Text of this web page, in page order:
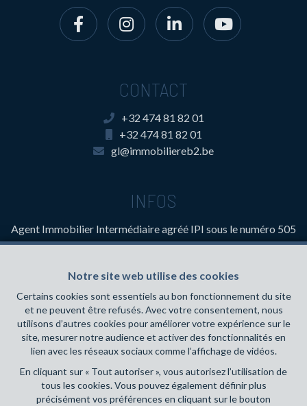
Notre site web utilise des cookies
Certains cookies sont essentiels au bon fonctionnement du site
et ne peuvent être refusés. Avec votre consentement, nous
utilisons d’autres cookies pour améliorer votre expérience sur le
site, mesurer notre audience et activer des fonctionnalités en
lien avec les réseaux sociaux comme l’affichage de vidéos.
En cliquant sur « Tout autoriser », vous autorisez l’utilisation de
tous les cookies. Vous pouvez également définir plus
précisément vos préférences en cliquant sur le bouton
CONTACT
+32 474 81 82 01
+32 474 81 82 01
gl@immobiliereb2.be
INFOS
Agent Immobilier Intermédiaireagréé IPI sous le numéro 505
641 en Belgique- Instance de contrôle: Institut professionnel
Bruxelles (+32 2 505 38 50 - info@ipi.be) - Soumis au
déontologique de l’ IPI
RC professionnelle et cautionnement via AXA Belgium SA,
Place du Trône 1, 1000 Bruxelles – police n° 730.390.160.
Couverture valable pour les activités réalisées en Belgique
Conditions générales d'utilisation du site